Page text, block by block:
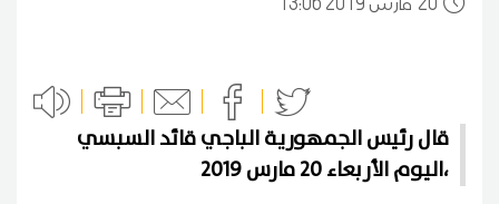
قال رئيس الجمهورية الباجي قائد السبسي
اليوم الأربعاء 20 مارس 2019،